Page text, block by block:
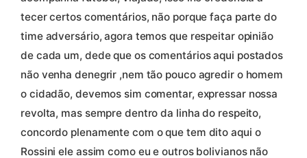
tecer certos comentários, não porque faça parte do
time adversário, agora temos que respeitar opinião
de cada um, dede que os comentários aqui postados
não venha denegrir ,nem tão pouco agredir o homem
o cidadão, devemos sim comentar, expressar nossa
revolta, mas sempre dentro da linha do respeito,
concordo plenamente com o que tem dito aqui o
Rossini ele assim como eu e outros bolivianos não